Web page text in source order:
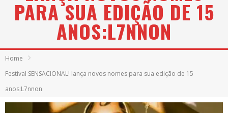
PARA SUA EDIÇÃO DE 15
ANOS:L7NNON
Home
Festival SENSACIONAL! lança novos nomes para sua edição de 15
anos:L7nnon